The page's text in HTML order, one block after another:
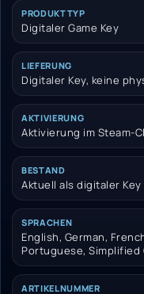
PRODUKTTYP
Digitaler Game Key
LIEFERUNG
Digitaler Key, keine
AKTIVIERUNG
Aktivierung im Steam-
BESTAND
Aktuell als digitaler
SPRACHEN
English, German,
Portuguese, Simplified
ARTIKELNUMMER